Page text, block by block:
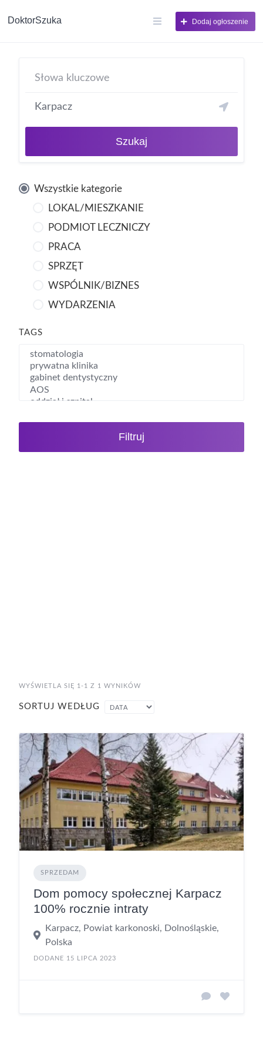
DoktorSzuka Dodaj ogłoszenie
Szukaj
Wszystkie kategorie
LOKAL/MIESZKANIE
PODMIOT LECZNICZY
PRACA
SPRZĘT
WSPÓLNIK/BIZNES
WYDARZENIA
TAGS
Filtruj
WYŚWIETLA SIĘ 1-1 Z 1 WYNIKÓW
SORTUJ WEDŁUG
SPRZEDAM
Dom pomocy społecznej Karpacz
100% rocznie intraty
Karpacz, Powiat karkonoski, Dolnośląskie,
Polska
DODANE 15 LIPCA 2023